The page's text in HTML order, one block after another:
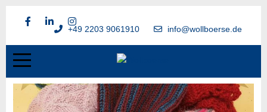
+49 2203 9061910 info@wollboerse.de